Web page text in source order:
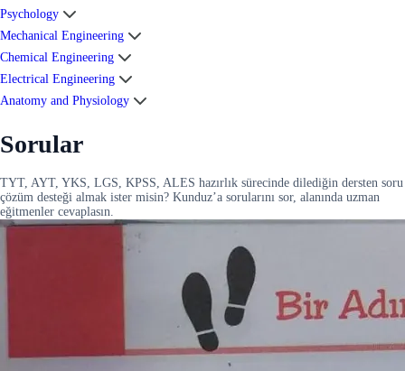
Psychology
Mechanical Engineering
Chemical Engineering
Electrical Engineering
Anatomy and Physiology
Sorular
TYT, AYT, YKS, LGS, KPSS, ALES hazırlık sürecinde dilediğin dersten soru
çözüm desteği almak ister misin? Kunduz’a sorularını sor, alanında uzman
eğitmenler cevaplasın.